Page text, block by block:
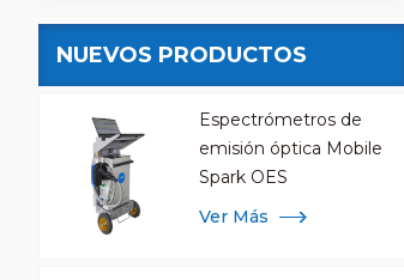
NUEVOS PRODUCTOS
Espectrómetros de
emisión óptica Mobile
Spark OES
Ver Más